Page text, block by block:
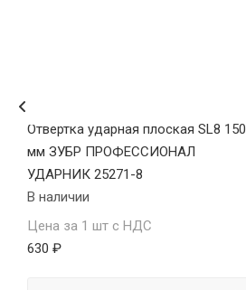
Отвертка ударная плоская SL8 150
мм ЗУБР ПРОФЕССИОНАЛ
УДАРНИК 25271-8
В наличии
Цена за 1 шт с НДС
630 ₽